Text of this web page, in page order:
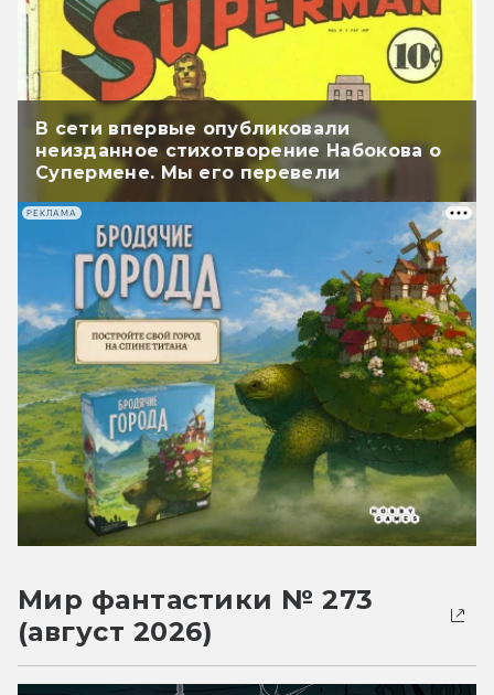
В сети впервые опубликовали
неизданное стихотворение Набокова о
Супермене. Мы его перевели
РЕКЛАМА
Мир фантастики № 273
(август 2026)